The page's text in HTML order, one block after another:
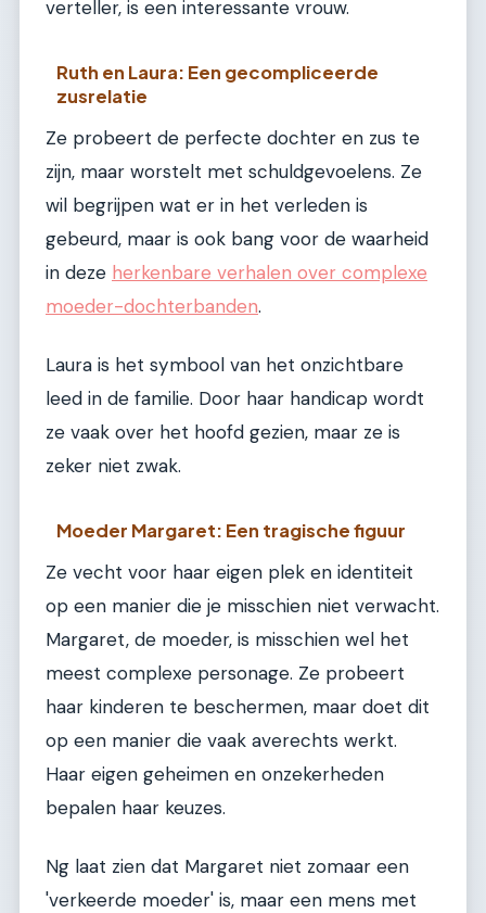
verteller, is een interessante vrouw.
Ruth en Laura: Een gecompliceerde
zusrelatie
Ze probeert de perfecte dochter en zus te
zijn, maar worstelt met schuldgevoelens. Ze
wil begrijpen wat er in het verleden is
gebeurd, maar is ook bang voor de waarheid
in deze herkenbare verhalen over complexe
moeder-dochterbanden.
Laura is het symbool van het onzichtbare
leed in de familie. Door haar handicap wordt
ze vaak over het hoofd gezien, maar ze is
zeker niet zwak.
Moeder Margaret: Een tragische figuur
Ze vecht voor haar eigen plek en identiteit
op een manier die je misschien niet verwacht.
Margaret, de moeder, is misschien wel het
meest complexe personage. Ze probeert
haar kinderen te beschermen, maar doet dit
op een manier die vaak averechts werkt.
Haar eigen geheimen en onzekerheden
bepalen haar keuzes.
Ng laat zien dat Margaret niet zomaar een
'verkeerde moeder' is, maar een mens met